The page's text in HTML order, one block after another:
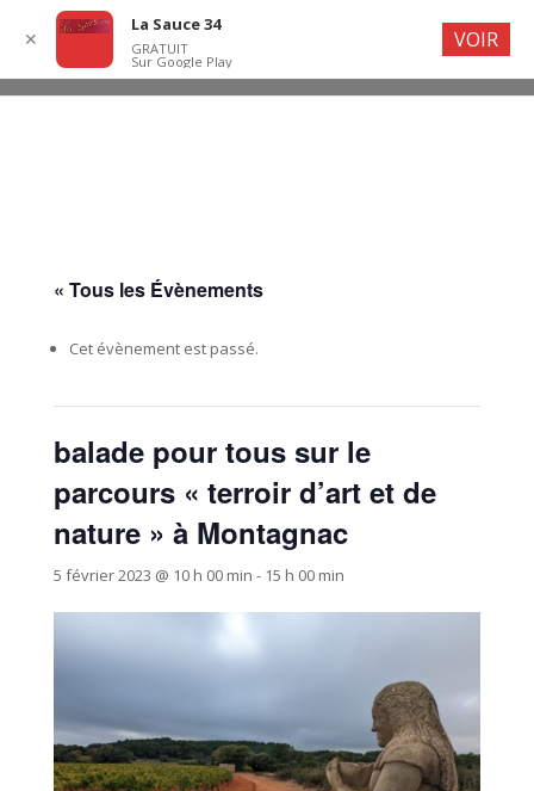
« Tous les Évènements
Cet évènement est passé.
balade pour tous sur le
parcours « terroir d’art et de
nature » à Montagnac
5 février 2023 @ 10 h 00 min - 15 h 00 min
✕
La Sauce 34
GRATUIT
Sur Google Play
VOIR